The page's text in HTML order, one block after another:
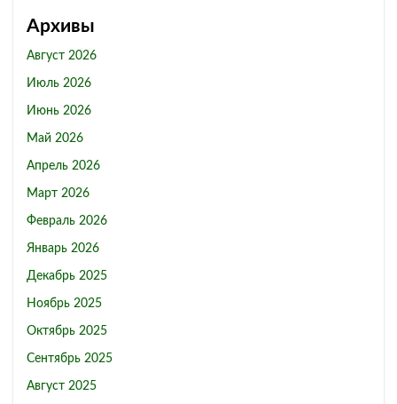
Архивы
Август 2026
Июль 2026
Июнь 2026
Май 2026
Апрель 2026
Март 2026
Февраль 2026
Январь 2026
Декабрь 2025
Ноябрь 2025
Октябрь 2025
Сентябрь 2025
Август 2025